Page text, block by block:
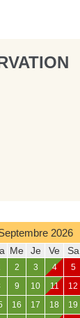
2026
Me Je Ve Sa
2 3 4 5
9 10 11 12
16 17 18 19